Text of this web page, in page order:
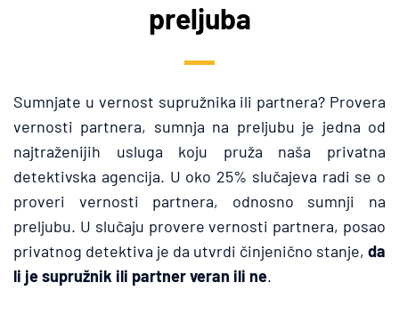
preljuba
Sumnjate u vernost supružnika ili partnera? Provera
vernosti partnera, sumnja na preljubu je jedna od
najtraženijih usluga koju pruža naša privatna
detektivska agencija. U oko 25% slučajeva radi se o
proveri vernosti partnera, odnosno sumnji na
preljubu. U slučaju provere vernosti partnera, posao
privatnog detektiva je da utvrdi činjenično stanje, da
li je supružnik ili partner veran ili ne.